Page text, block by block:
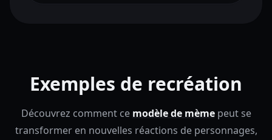
Exemples de recréation
Découvrez comment ce modèle de mèmepeut se
transformer en nouvelles réactions de personnages,